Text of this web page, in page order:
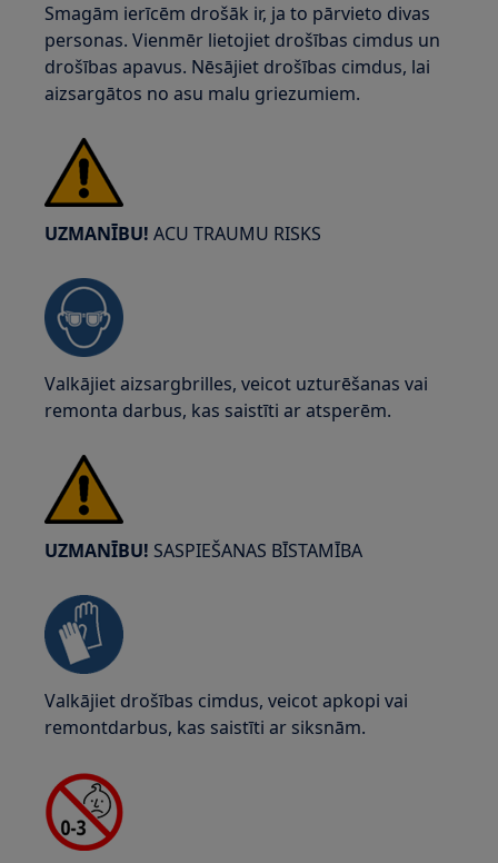
Smagām ierīcēm drošāk ir, ja to pārvieto divas
personas. Vienmēr lietojiet drošības cimdus un
drošības apavus. Nēsājiet drošības cimdus, lai
aizsargātos no asu malu griezumiem.
UZMANĪBU! ACU TRAUMU RISKS
Valkājiet aizsargbrilles, veicot uzturēšanas vai
remonta darbus, kas saistīti ar atsperēm.
UZMANĪBU! SASPIEŠANAS BĪSTAMĪBA
Valkājiet drošības cimdus, veicot apkopi vai
remontdarbus, kas saistīti ar siksnām.